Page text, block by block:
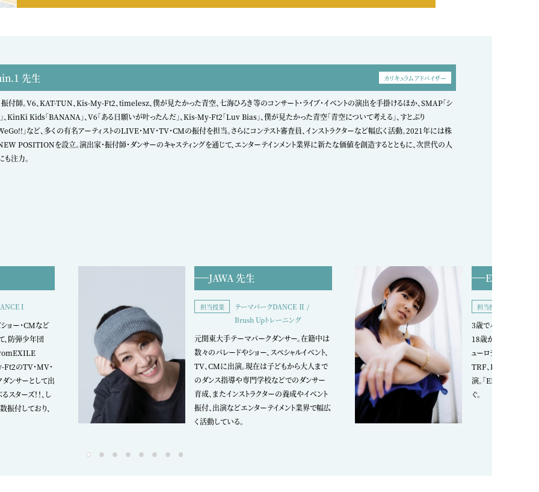
先生 カリキュラムアドバイザー
振付師。V6、KAT-TUN、Kis-My-Ft2、timelesz、僕が見たかった青空、七海ひろき等のコンサート・ライブ・イベントの演出を手掛けるほか、SMAP「シ
、KinKi Kids「BANANA」、V6「ある日願いが叶ったんだ」、Kis-My-Ft2「Luv Bias」、僕が見たかった青空「青空について考える」、すとぷり
」など、多くの有名アーティストのLIVE・MV・TV・CMの振付を担当。さらにコンテスト審査員、インストラクターなど幅広く活動。2021年には株
POSITIONを設立。演出家・振付師・ダンサーのキャスティングを通じて、エンターテインメント業界に新たな価値を創造するとともに、次世代の人
注力。
I
ョー・CMなど
、防弾少年団
のTV・MV・
ンサーとして出
スターズ！！、し
振付しており、
JAWA 先生
担当授業
テーマパークDANCE Ⅱ /
Brush Upトレーニング
元関東大手テーマパークダンサー。在籍中は
数々のパレードやショー、スペシャルイベント、
TV、CMに出演。現在は子どもから大人まで
のダンス指導や専門学校などでのダンサー
育成、またインストラクターの養成やイベント
振付、出演などエンターテイメント業界で幅広
く活動している。
ERIKA 先生
担当授業
3歳でバレエを始め、
18歳からストリートダ
ューロランドのダンサ
TRF、Kinki Kidsな
演。「ER’S」代表と
ぐ。